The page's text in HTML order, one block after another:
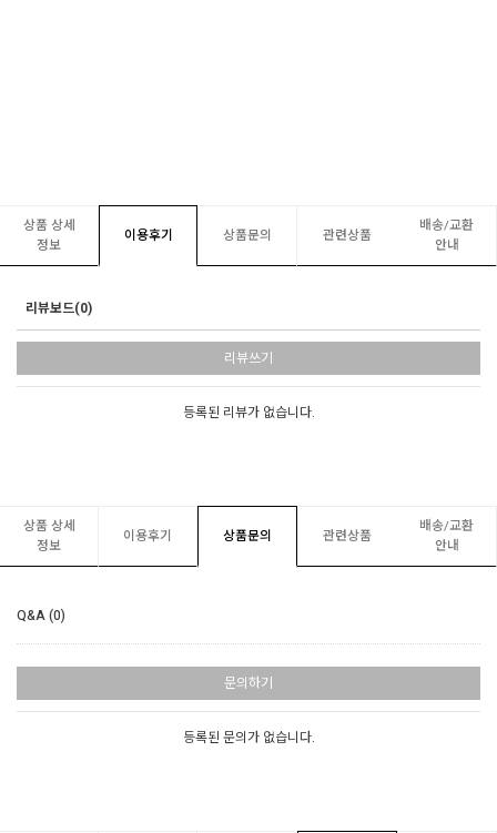
상품 상세
정보
이용후기 상품문의 관련상품
배송/교환
안내
리뷰보드(0)
리뷰쓰기
등록된 리뷰가 없습니다.
상품 상세
정보
이용후기 상품문의 관련상품
배송/교환
안내
Q&A (0)
문의하기
등록된 문의가 없습니다.